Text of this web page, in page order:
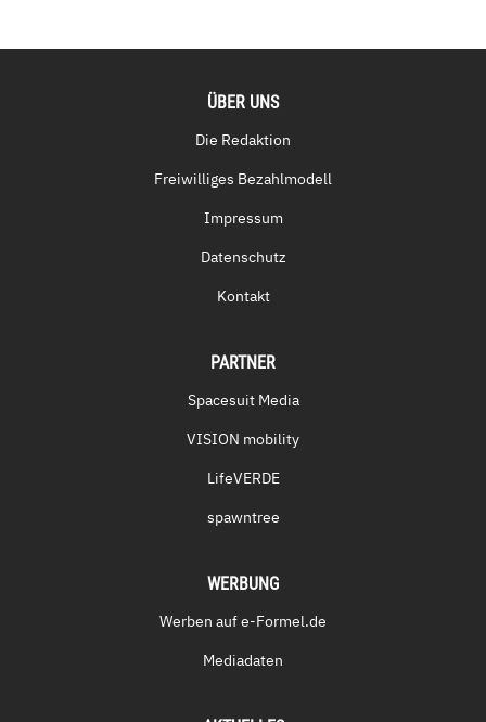
ÜBER UNS
Die Redaktion
Freiwilliges Bezahlmodell
Impressum
Datenschutz
Kontakt
PARTNER
Spacesuit Media
VISION mobility
LifeVERDE
spawntree
WERBUNG
Werben auf e-Formel.de
Mediadaten